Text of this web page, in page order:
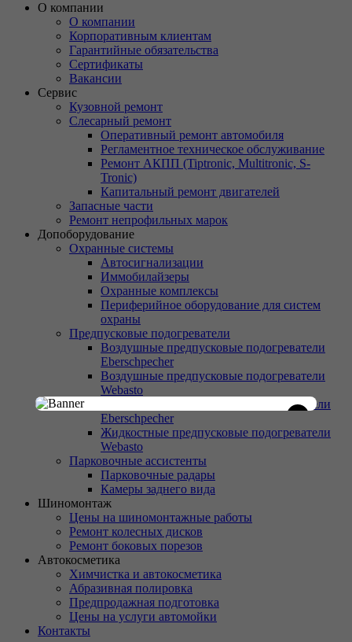
О компании
О компании
Корпоративным клиентам
Гарантийные обязательства
Сертификаты
Вакансии
Сервис
Кузовной ремонт
Слесарный ремонт
Оперативный ремонт автомобиля
Регламентное техническое обслуживание
Ремонт АКПП (Tiptronic, Multitronic, S-
Tronic)
Капитальный ремонт двигателей
Запасные части
Ремонт непрофильных марок
Допоборудование
Охранные системы
Автосигнализации
Иммобилайзеры
Охранные комплексы
Периферийное оборудование для систем
охраны
Предпусковые подогреватели
Воздушные предпусковые подогреватели
Eberschpecher
Воздушные предпусковые подогреватели
Webasto
Жидкостные предпусковые подогреватели
Eberschpecher
Жидкостные предпусковые подогреватели
Webasto
Парковочные ассистенты
Парковочные радары
Камеры заднего вида
Шиномонтаж
Цены на шиномонтажные работы
Ремонт колесных дисков
Ремонт боковых порезов
Автокосметика
Химчистка и автокосметика
Абразивная полировка
Предпродажная подготовка
Цены на услуги автомойки
Контакты